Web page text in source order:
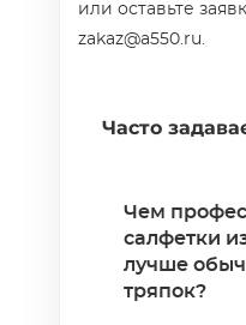
или оставьте
zakaz@a550.ru.
Часто
Чем
салфетки
лучше
тряпок?